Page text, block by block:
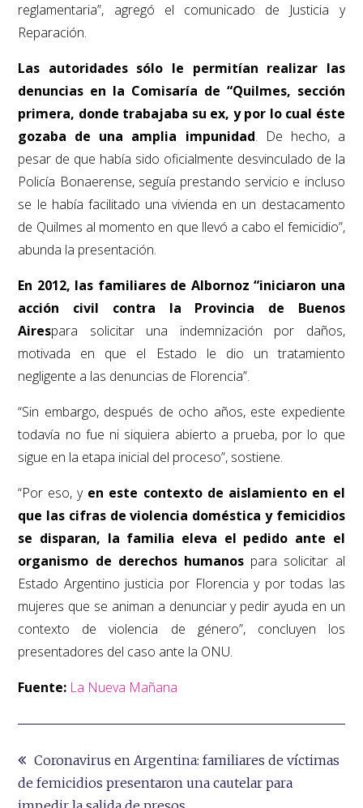
reglamentaria”, agregó el comunicado de Justicia y
Reparación.
Las autoridades sólo le permitían realizar las
denuncias en la Comisaría de “Quilmes, sección
primera, donde trabajaba su ex, y por lo cual éste
gozaba de una amplia impunidad. De hecho, a
pesar de que había sido oficialmente desvinculado de la
Policía Bonaerense, seguía prestando servicio e incluso
se le había facilitado una vivienda en un destacamento
de Quilmes al momento en que llevó a cabo el femicidio”,
abunda la presentación.
En 2012, las familiares de Albornoz “iniciaron una
acción civil contra la Provincia de Buenos
Airespara solicitar una indemnización por daños,
motivada en que el Estado le dio un tratamiento
negligente a las denuncias de Florencia”.
“Sin embargo, después de ocho años, este expediente
todavía no fue ni siquiera abierto a prueba, por lo que
sigue en la etapa inicial del proceso”, sostiene.
“Por eso, y en este contexto de aislamiento en el
que las cifras de violencia doméstica y femicidios
se disparan, la familia eleva el pedido ante el
organismo de derechos humanos para solicitar al
Estado Argentino justicia por Florencia y por todas las
mujeres que se animan a denunciar y pedir ayuda en un
contexto de violencia de género”, concluyen los
presentadores del caso ante la ONU.
Fuente: La Nueva Mañana
Navegación
de
Coronavirus en Argentina: familiares de víctimas
de femicidios presentaron una cautelar para